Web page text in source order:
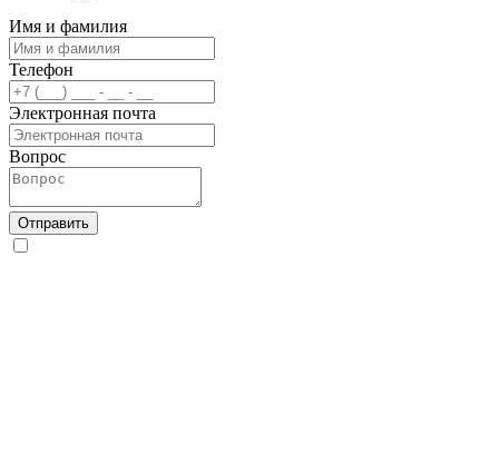
Имя и фамилия
Телефон
Электронная почта
Вопрос
Отправить